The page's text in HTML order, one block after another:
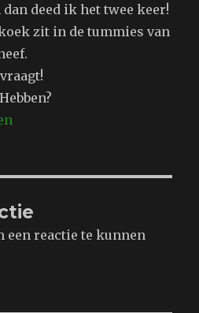
deed ik het twee keer!
zit in de tummies van
een reactie te kunnen